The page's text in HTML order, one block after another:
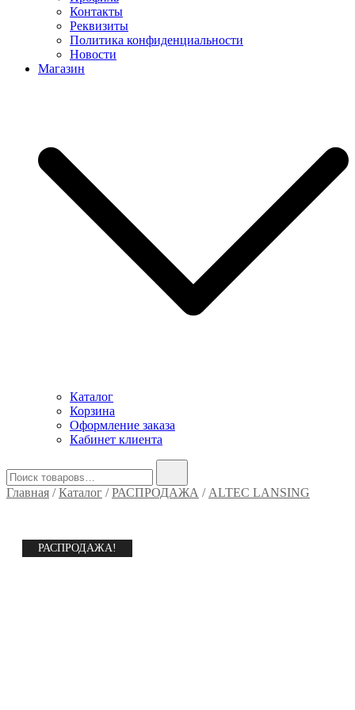
Контакты
Реквизиты
Политика конфиденциальности
Новости
Магазин
Каталог
Корзина
Оформление заказа
Кабинет клиента
Главная /Каталог /РАСПРОДАЖА / ALTEC LANSING
РАСПРОДАЖА!